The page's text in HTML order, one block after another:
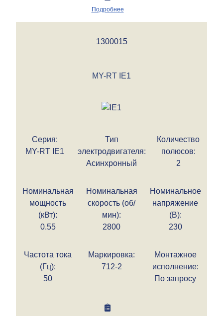
Подробнее
1300015
MY-RT IE1
Серия:
MY-RT IE1
Тип
электродвигателя:
Асинхронный
Количество
полюсов:
2
Номинальная
мощность
(кВт):
0.55
Номинальная
скорость (об/
мин):
2800
Номинальное
напряжение
(В):
230
Частота тока
(Гц):
50
Маркировка:
712-2
Монтажное
исполнение:
По запросу